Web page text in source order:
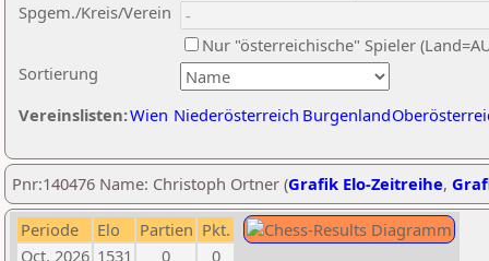
Sortierung
Spgem./Kreis/Verein
Nur "österreichische" Spieler
Vereinslisten:Wien Niederösterreich Burgenland
Pnr:140476 Name: Christoph Ortner (Grafik Elo-Zeitreihe,
Periode Elo Partien Pkt.
Oct. 2026 1531 0
0